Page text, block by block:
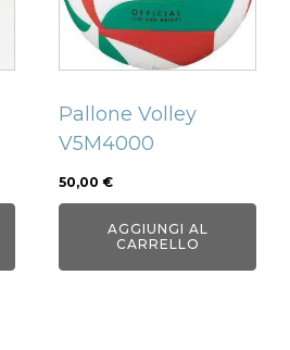
Pallone Volley
V5M4000
50,00 €
AGGIUNGI AL
CARRELLO